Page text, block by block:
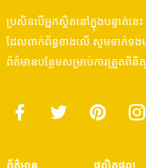
ប្រសិនបើអ្នកស្ថិតនៅក្នុងបន្ទាត់
ដែលពាក់ព័ន្ធខាងលើ សូមទាក់ទង
ព័ត៌មានបន្ថែមសម្រាប់ការត្រួតពិនិ